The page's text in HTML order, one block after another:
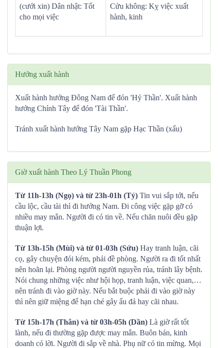
(cưới xin) Dân nhật: Tốt
cho mọi việc
Cửu không: Kỵ việc xuất
hành, kinh
Hướng xuất hành
Xuất hành hướng Đông Nam để đón 'Hỷ Thần'. Xuất hành
hướng Chính Tây để đón 'Tài Thần'.
Tránh xuất hành hướng Tây Nam gặp Hạc Thần (xấu)
Giờ xuất hành Theo Lý Thuần Phong
Từ 11h-13h (Ngọ) và từ 23h-01h (Tý) Tin vui sắp tới, nếu
cầu lộc, cầu tài thì đi hướng Nam. Đi công việc gặp gỡ có
nhiều may mắn. Người đi có tin về. Nếu chăn nuôi đều gặp
thuận lợi.
Từ 13h-15h (Mùi) và từ 01-03h (Sửu) Hay tranh luận, cãi
cọ, gây chuyện đói kém, phải đề phòng. Người ra đi tốt nhất
nên hoãn lại. Phòng người người nguyền rủa, tránh lây bệnh.
Nói chung những việc như hội họp, tranh luận, việc quan,…
nên tránh đi vào giờ này. Nếu bắt buộc phải đi vào giờ này
thì nên giữ miệng để hạn ché gây ẩu đả hay cãi nhau.
Từ 15h-17h (Thân) và từ 03h-05h (Dần) Là giờ rất tốt
lành, nếu đi thường gặp được may mắn. Buôn bán, kinh
doanh có lời. Người đi sắp về nhà. Phụ nữ có tin mừng. Mọi